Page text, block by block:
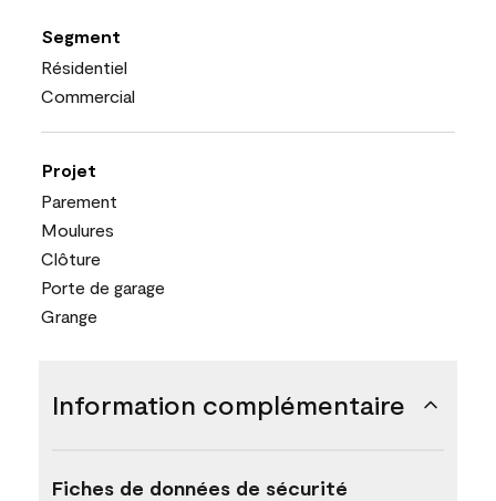
Segment
Résidentiel
Commercial
Projet
Parement
Moulures
Clôture
Porte de garage
Grange
Information complémentaire
Fiches de données de sécurité